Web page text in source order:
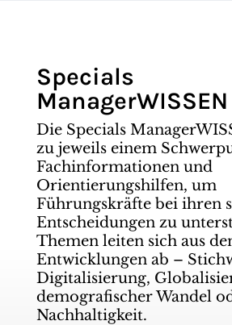
Specials
ManagerWISSEN
Die Specials
zu jeweils einem
Fachinformationen und
Orientierungshilfen, um
Führungskräfte bei ihren
Entscheidungen zu
Themen leiten sich aus
Entwicklungen ab –
Digitalisierung,
demografischer Wandel
Nachhaltigkeit.